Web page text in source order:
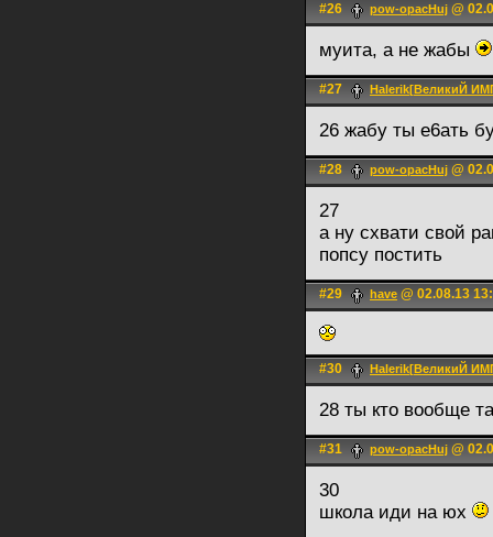
#26 pow-opacHuj @
муита, а не жабы
#27 Halerik[ВеликиЙ
26 жабу ты е6ать
#28 pow-opacHuj @
27
а ну схвати свой
попсу постить
#29 have @ 02.08.13
#30 Halerik[ВеликиЙ
28 ты кто вообще
#31 pow-opacHuj @
30
школа иди на юх